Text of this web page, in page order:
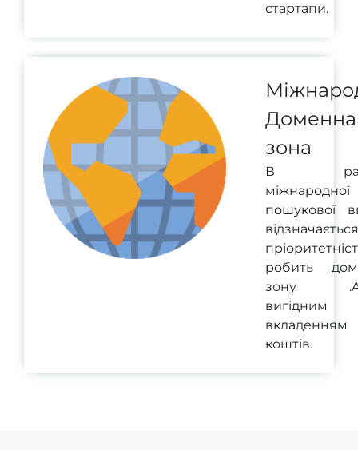
стартапи.
Доменна
зона
В
міжнародної
пошукової
відзначається
робить
зону
вигідним
вкладенням
коштів.